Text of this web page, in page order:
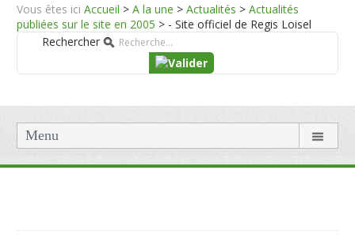
Vous êtes ici Accueil > A la une > Actualités > Actualités
publiées sur le site en 2005 > - Site officiel de Regis Loisel
Rechercher
Menu